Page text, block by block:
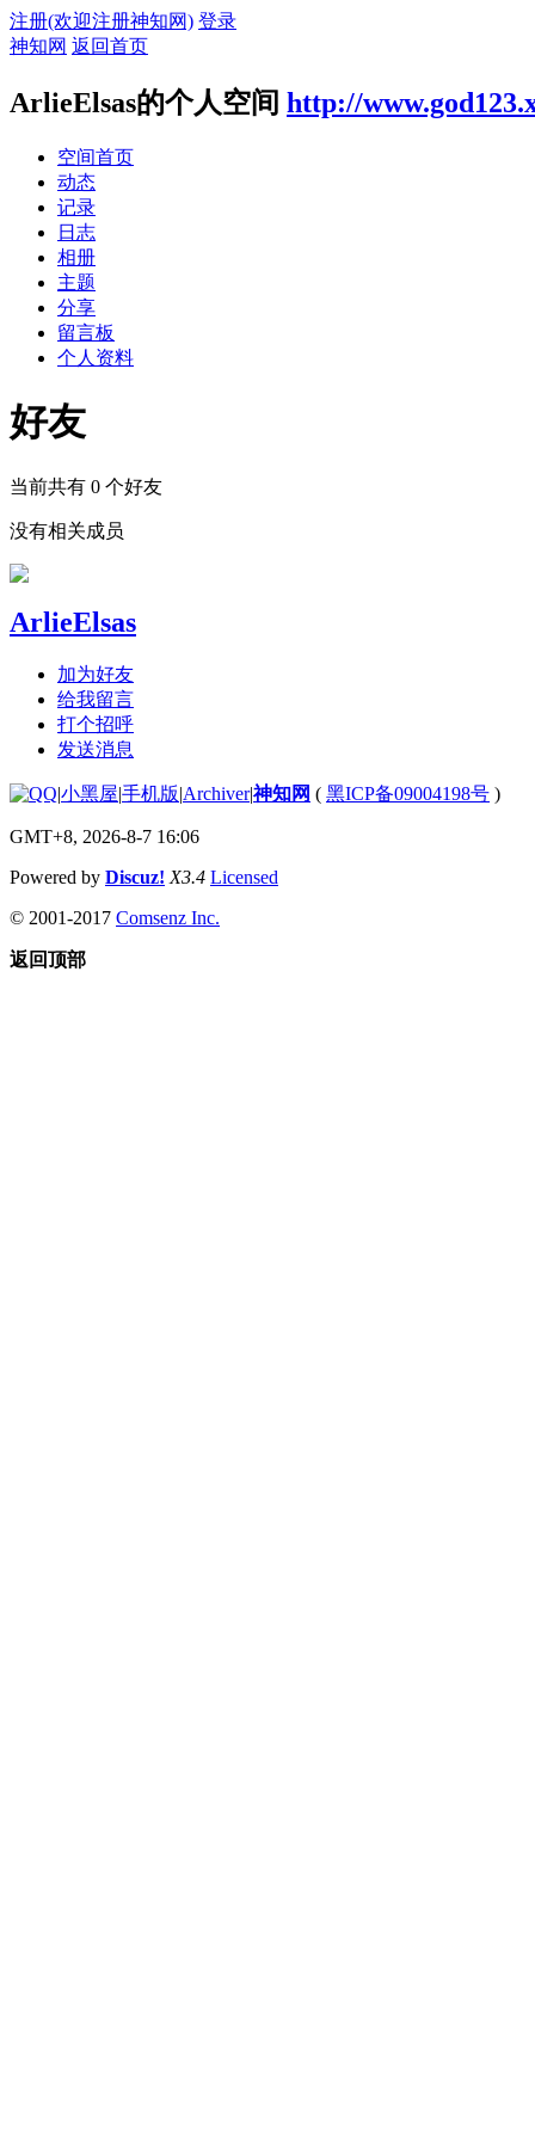
注册(欢迎注册神知网) 登录
神知网 返回首页
ArlieElsas的个人空间 http://
空间首页
动态
记录
日志
相册
主题
分享
留言板
个人资料
好友
当前共有 0 个好友
没有相关成员
ArlieElsas
加为好友
给我留言
打个招呼
发送消息
|小黑屋|手机版|Archiver|神知网 ( 黑ICP备09004198号 )
GMT+8, 2026-8-7 16:06
Powered by Discuz! X3.4 Licensed
© 2001-2017 Comsenz Inc.
返回顶部